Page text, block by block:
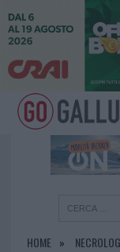
HOME